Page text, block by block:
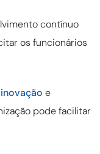
contínuo
os funcionários
inovação e
pode facilitar